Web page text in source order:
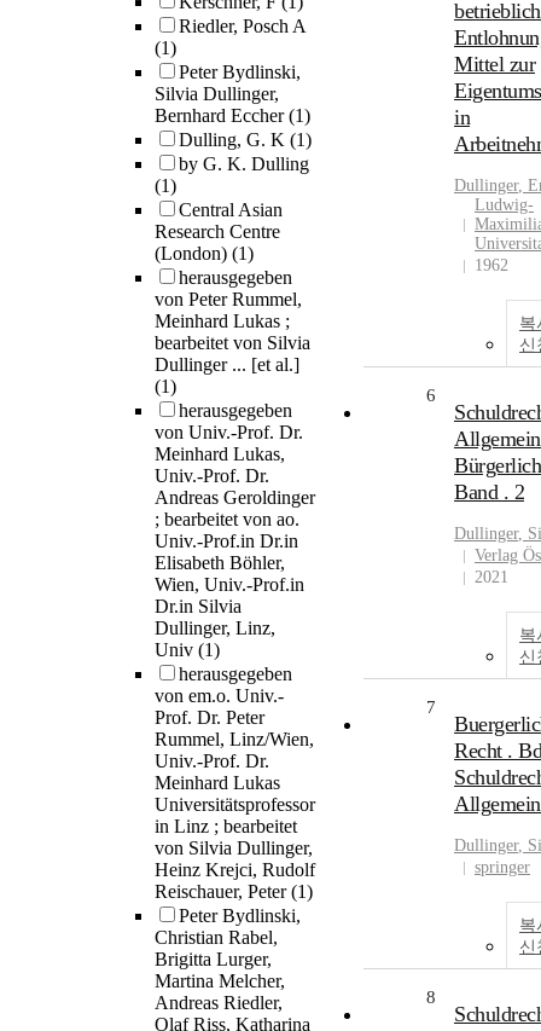
Riedler, Posch A
(1)
Peter Bydlinski,
Silvia Dullinger,
Bernhard Eccher(1)
Dulling, G. K (1)
by G. K. Dulling
(1)
Central Asian
Research Centre
(London) (1)
herausgegeben
von Peter Rummel,
Meinhard Lukas ;
bearbeitet von Silvia
Dullinger ... [et al.]
(1)
herausgegeben
von Univ.-Prof. Dr.
Meinhard Lukas,
Univ.-Prof. Dr.
Andreas Geroldinger
; bearbeitet von ao.
Univ.-Prof.in Dr.in
Elisabeth Böhler,
Wien, Univ.-Prof.in
Dr.in Silvia
Dullinger, Linz,
Univ (1)
herausgegeben
von em.o. Univ.-
Prof. Dr. Peter
Rummel, Linz/Wien,
Univ.-Prof. Dr.
Meinhard Lukas
Universitätsprofessor
in Linz ; bearbeitet
von Silvia Dullinger,
Heinz Krejci, Rudolf
Reischauer, Peter(1)
Peter Bydlinski,
Christian Rabel,
Brigitta Lurger,
Martina Melcher,
Andreas Riedler,
Olaf Riss, Katharina
Mittel zur
in
Dullinger,
Ludwig-
1962
복
신
6
Band . 2
Dullinger,
Verlag
2021
복
신
7
Recht .
Dullinger,
springer
복
신
8